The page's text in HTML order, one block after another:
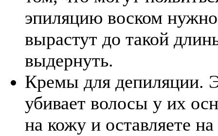
эпиляцию воском нужно
вырастут до такой
выдернуть.
Кремы для депиляции.
убивает волосы у их
на кожу и оставляете